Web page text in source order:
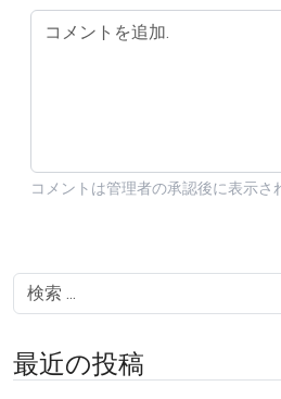
コメントは管理者の承認後に表示さ
検索
最近の投稿